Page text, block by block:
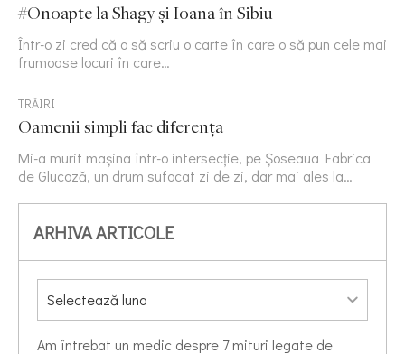
#Onoapte la Shagy și Ioana în Sibiu
Într-o zi cred că o să scriu o carte în care o să pun cele mai
frumoase locuri în care…
TRĂIRI
Oamenii simpli fac diferența
Mi-a murit mașina într-o intersecție, pe Șoseaua Fabrica
de Glucoză, un drum sufocat zi de zi, dar mai ales la…
ARHIVA ARTICOLE
Am întrebat un medic despre 7 mituri legate de